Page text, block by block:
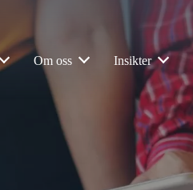
Om oss Insikter